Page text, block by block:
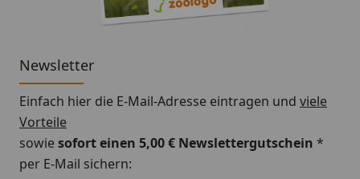
Verfügung stehen.
Newsletter
Einfach hier die E-Mail-Adresse eintragen und viele
Vorteile
sowiesofort einen 5,00 € Newslettergutschein *
per E-Mail sichern: